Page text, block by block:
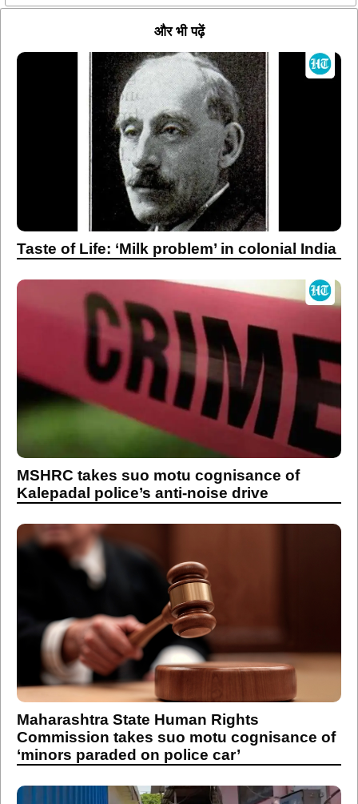
और भी पढ़ें
Taste of Life: ‘Milk problem’ in colonial India
MSHRC takes suo motu cognisance of
Kalepadal police’s anti-noise drive
Maharashtra State Human Rights
Commission takes suo motu cognisance of
‘minors paraded on police car’